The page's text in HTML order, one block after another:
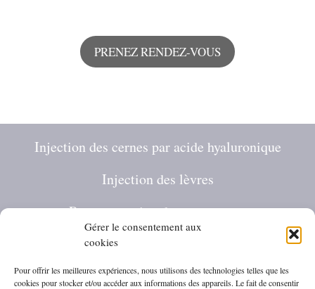
Gérer le consentement aux
cookies
Pour offrir les meilleures expériences, nous utilisons des technologies telles que les
cookies pour stocker et/ou accéder aux informations des appareils. Le fait de consentir
PRENEZ RENDEZ-VOUS
Injection des cernes par acide hyaluronique
Injection des lèvres
Restructuration des pommettes
Jawline contouring
Masculinisation du visage homme